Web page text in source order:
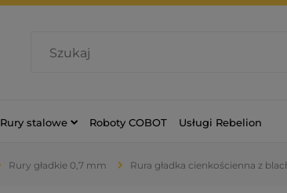
Rury stalowe Roboty COBOT Usługi Rebelion
Rury gładkie 0,7 mm Rura gładka cienkościenna z